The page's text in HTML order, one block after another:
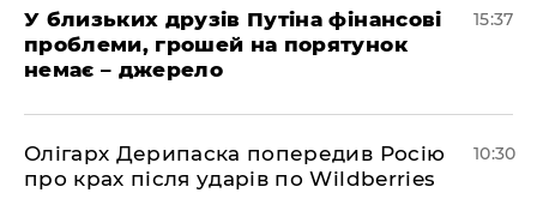
У близьких друзів Путіна фінансові
проблеми, грошей на порятунок
немає – джерело
15:37
Олігарх Дерипаска попередив Росію
про крах після ударів по Wildberries
10:30